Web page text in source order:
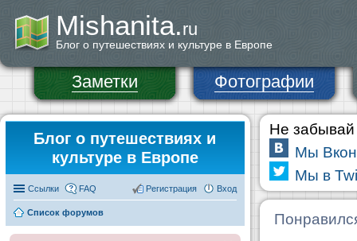
Mishanita.ru
Блог о путешествиях и культуре в Европе
Заметки Фотографии
Блог о путешествиях и
культуре в Европе
Ссылки FAQ Вход
Регистрация
Список форумов
Не забывай
Мы
Мы в